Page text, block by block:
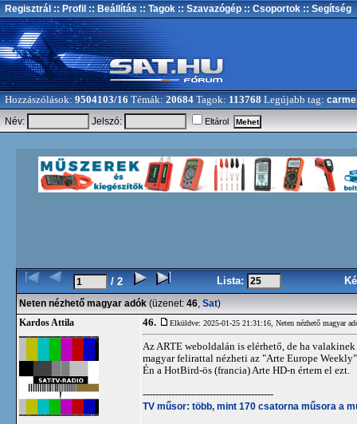
Regisztrál :: Profil :: Beállítás :: Tagok :: Szavazógép :: Csoportok :: Segítség
Hozzászólások: 9504103/16 Témák: 20684 Tagok: 113768 Legújabb tag:
Név:
Jelszó: Eltárol
/ 2 Lista:
Neten nézhető magyar adók (üzenet: 46, Sat)
Kardos Attila 46. Elküldve: 2025-01-25 21:31:16, Neten nézhető magyar
Az ARTE weboldalán is elérhető, de ha
magyar felirattal nézheti az "Arte Europe
Én a HotBird-ös (francia) Arte HD-n értem el ezt.
-----------------------------------------
TV műsor: több, mint 170 csatorna műsora a